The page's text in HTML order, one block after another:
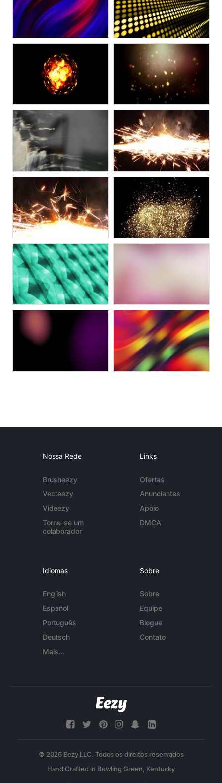
Nossa Rede
Brusheezy
Vecteezy
Videezy
Torne-se um
colaborador
Links
Ofertas
Anunciantes
Apoio
DMCA
Idiomas
English
Español
Português
Deutsch
Mais...
Sobre
Sobre
Equipe
Blogue
Contato
© 2026 Eezy LLC. Todos os direitos reservados